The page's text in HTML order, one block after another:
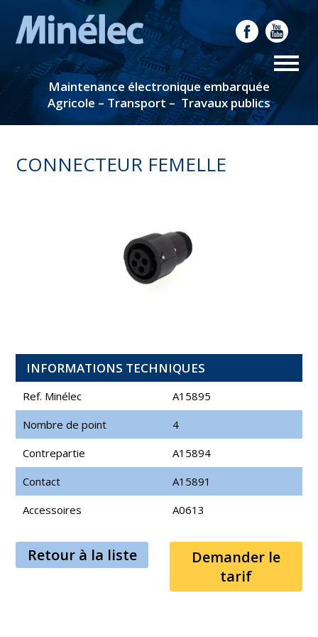
Maintenance électronique embarquée
Agricole – Transport – Travaux publics
CONNECTEUR FEMELLE
INFORMATIONS TECHNIQUES
Ref. Minélec
A15895
Nombre de point
4
Contrepartie
A15894
Contact
A15891
Accessoires
A0613
Retour à la liste
Demander le
tarif